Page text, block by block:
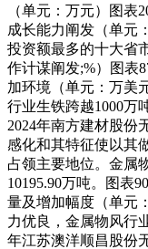
（单元：万元）图表
成长能力阐发（单元
投资额最多的十大省
作计谋阐发;%）图表
加环境（单元：万美
行业生铁跨越1000万
2024年南方建材股份
感化和其特征使以其
占领主要地位。金属
10195.90万吨。图表
量及增加幅度（单元
力优良，金属物风行
年江苏澳洋顺昌股份